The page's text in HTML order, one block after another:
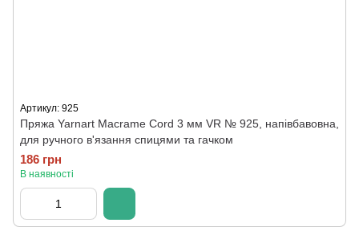
Артикул: 925
Пряжа Yarnart Macrame Cord 3 мм VR № 925, напівбавовна,
для ручного в'язання спицями та гачком
186 грн
В наявності